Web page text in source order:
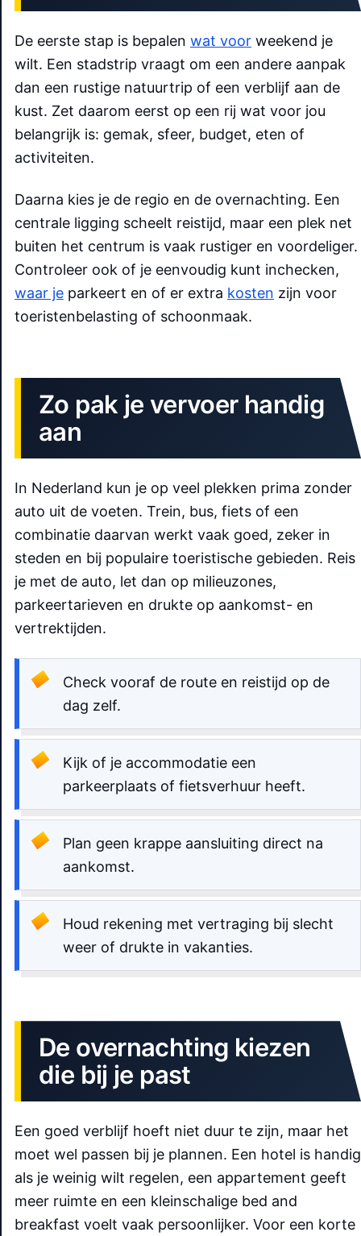
De eerste stap is bepalen wat voor weekend je
wilt. Een stadstrip vraagt om een andere aanpak
dan een rustige natuurtrip of een verblijf aan de
kust. Zet daarom eerst op een rij wat voor jou
belangrijk is: gemak, sfeer, budget, eten of
activiteiten.
Daarna kies je de regio en de overnachting. Een
centrale ligging scheelt reistijd, maar een plek net
buiten het centrum is vaak rustiger en voordeliger.
Controleer ook of je eenvoudig kunt inchecken,
waar je parkeert en of er extra kosten zijn voor
toeristenbelasting of schoonmaak.
Zo pak je vervoer handig
aan
In Nederland kun je op veel plekken prima zonder
auto uit de voeten. Trein, bus, fiets of een
combinatie daarvan werkt vaak goed, zeker in
steden en bij populaire toeristische gebieden. Reis
je met de auto, let dan op milieuzones,
parkeertarieven en drukte op aankomst- en
vertrektijden.
Check vooraf de route en reistijd op de
dag zelf.
Kijk of je accommodatie een
parkeerplaats of fietsverhuur heeft.
Plan geen krappe aansluiting direct na
aankomst.
Houd rekening met vertraging bij slecht
weer of drukte in vakanties.
De overnachting kiezen
die bij je past
Een goed verblijf hoeft niet duur te zijn, maar het
moet wel passen bij je plannen. Een hotel is handig
als je weinig wilt regelen, een appartement geeft
meer ruimte en een kleinschalige bed and
breakfast voelt vaak persoonlijker. Voor een korte